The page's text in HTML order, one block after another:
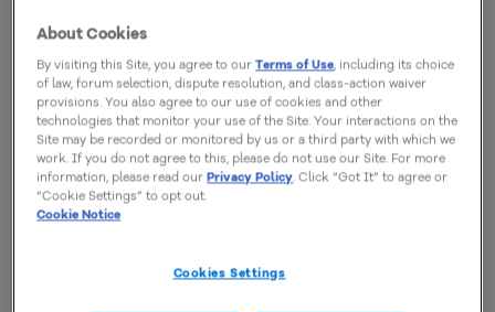
¿Qué es el merchandising?
Primero, definamos qué es el
merchandising. Este término se refiere aun
conjunto de técnicas de marketing que
comerciode manera atractiva, con el
About Cookies
By visiting this Site, you agree to ourTerms of Use, including its choice
of law, forum selection, dispute resolution, and class-action waiver
provisions. You also agree to our use of cookies and other
technologies that monitor your use of the Site. Your interactions on the
Site may be recorded or monitored by us or a third party with which we
work. If you do not agree to this, please do not use our Site. For more
information, please read ourPrivacy Policy. Click “Got It” to agree or
“Cookie Settings” to opt out.
Cookie Notice
Cookies Settings